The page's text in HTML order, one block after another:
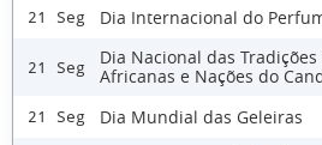
21 Seg Dia Internacional do
21 Seg
Dia Nacional das
Africanas e Nações do
21 Seg Dia Mundial das Geleiras